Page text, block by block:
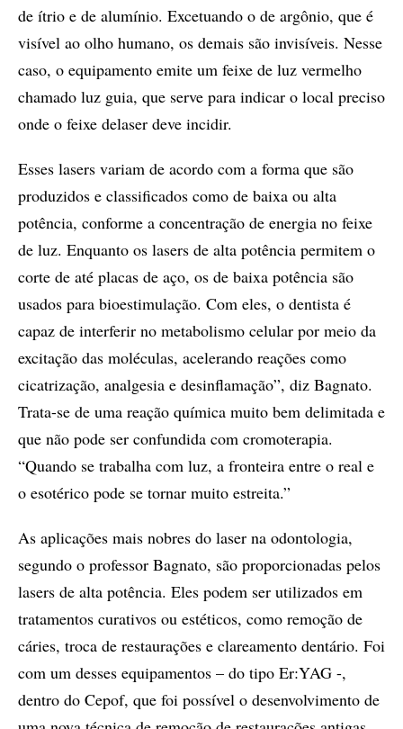
de ítrio e de alumínio. Excetuando o de argônio, que é
visível ao olho humano, os demais são invisíveis. Nesse
caso, o equipamento emite um feixe de luz vermelho
chamado luz guia, que serve para indicar o local preciso
onde o feixe delaser deve incidir.
Esses lasers variam de acordo com a forma que são
produzidos e classificados como de baixa ou alta
potência, conforme a concentração de energia no feixe
de luz. Enquanto os lasers de alta potência permitem o
corte de até placas de aço, os de baixa potência são
usados para bioestimulação. Com eles, o dentista é
capaz de interferir no metabolismo celular por meio da
excitação das moléculas, acelerando reações como
cicatrização, analgesia e desinflamação”, diz Bagnato.
Trata-se de uma reação química muito bem delimitada e
que não pode ser confundida com cromoterapia.
“Quando se trabalha com luz, a fronteira entre o real e
o esotérico pode se tornar muito estreita.”
As aplicações mais nobres do laser na odontologia,
segundo o professor Bagnato, são proporcionadas pelos
lasers de alta potência. Eles podem ser utilizados em
tratamentos curativos ou estéticos, como remoção de
cáries, troca de restaurações e clareamento dentário. Foi
com um desses equipamentos – do tipo Er:YAG -,
dentro do Cepof, que foi possível o desenvolvimento de